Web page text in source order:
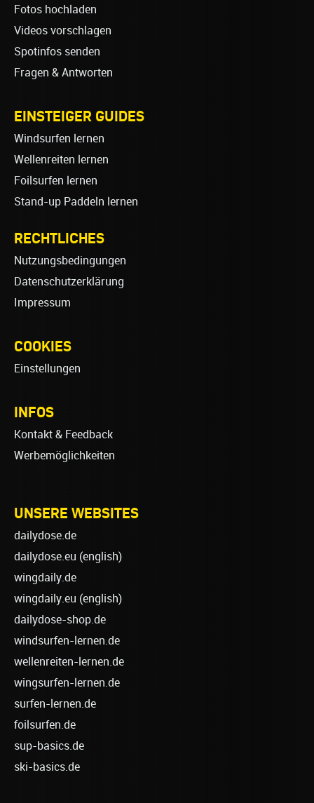
Fotos hochladen
Videos vorschlagen
Spotinfos senden
Fragen & Antworten
EINSTEIGER GUIDES
Windsurfen lernen
Wellenreiten lernen
Foilsurfen lernen
Stand-up Paddeln lernen
RECHTLICHES
Nutzungsbedingungen
Datenschutzerklärung
Impressum
COOKIES
Einstellungen
INFOS
Kontakt & Feedback
Werbemöglichkeiten
UNSERE WEBSITES
dailydose.de
dailydose.eu (english)
wingdaily.de
wingdaily.eu (english)
dailydose-shop.de
windsurfen-lernen.de
wellenreiten-lernen.de
wingsurfen-lernen.de
surfen-lernen.de
foilsurfen.de
sup-basics.de
ski-basics.de